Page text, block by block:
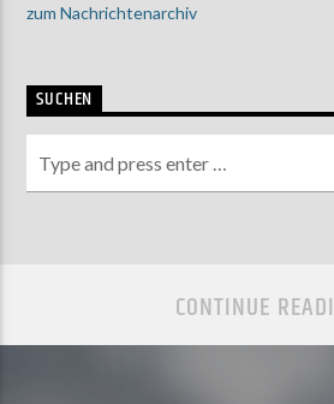
zum Nachrichtenarchiv
SUCHEN
CONTINUE